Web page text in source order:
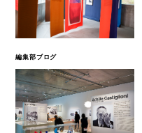
編集部ブログ